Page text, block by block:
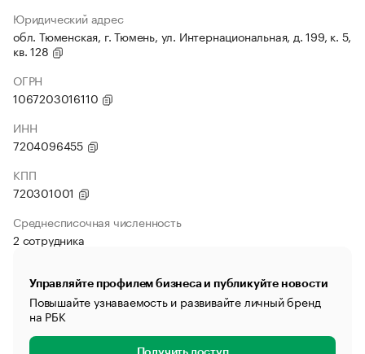
Юридический адрес
обл. Тюменская, г. Тюмень, ул. Интернациональная, д. 199, к. 5,
кв. 128
ОГРН
1067203016110
ИНН
7204096455
КПП
720301001
Среднесписочная численность
2 сотрудника
Управляйте профилем бизнеса и публикуйте новости
Повышайте узнаваемость и развивайте личный бренд
на РБК